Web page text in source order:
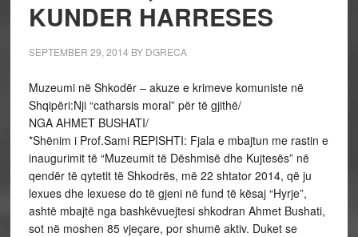
KUNDER HARRESES
SEPTEMBER 29, 2014 BY DGRECA
Muzeumi në Shkodër – akuze e krimeve komuniste në
Shqipëri:Nji “catharsis moral” për të gjithë/
NGA AHMET BUSHATI/
*Shënim i Prof.Sami REPISHTI: Fjala e mbajtun me rastin e
inaugurimit të “Muzeumit të Dëshmisë dhe Kujtesës” në
qendër të qytetit të Shkodrës, më 22 shtator 2014, që ju
lexues dhe lexuese do të gjeni në fund të kësaj “Hyrje”,
ashtë mbajtë nga bashkëvuejtesi shkodran Ahmet Bushati,
sot në moshen 85 vjeçare, por shumë aktiv. Duket se